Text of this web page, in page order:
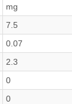
mg
7.5
0.07
2.3
0
0